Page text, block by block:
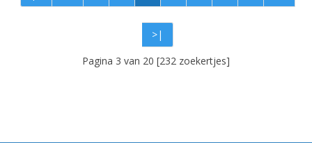
>|
Pagina 3 van 20 [232 zoekertjes]